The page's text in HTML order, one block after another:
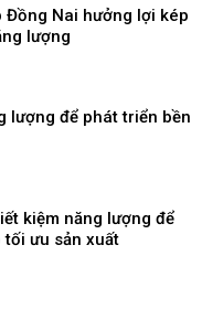
Đồng Nai hưởng lợi kép
lượng
lượng để phát triển bền
kiệm năng lượng để
ưu sản xuất